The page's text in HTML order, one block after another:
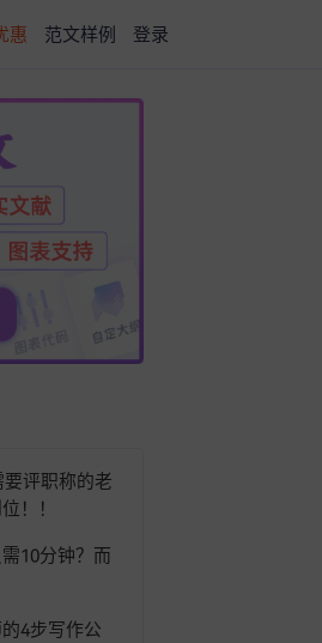
惠 范文样例 登录
评职称的老
！！
10分钟？而
4步写作公